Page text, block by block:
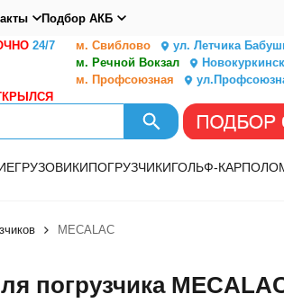
Подбор АКБ
24/7 м. Свиблово ул. Летчика
м. Речной Вокзал
м. Профсоюзная
ГРУЗОВИКИПОГРУЗЧИКИГОЛЬФ-КАР
MECALAC
погрузчика